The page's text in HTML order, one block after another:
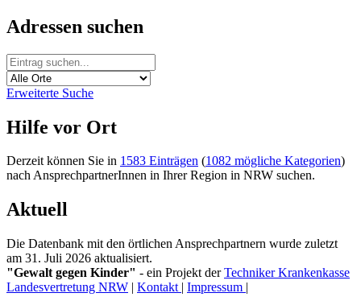
Adressen suchen
Erweiterte Suche
Hilfe vor Ort
Derzeit können Sie in 1583 Einträgen (1082 mögliche Kategorien)
nach AnsprechpartnerInnen in Ihrer Region in NRW suchen.
Aktuell
Die Datenbank mit den örtlichen Ansprechpartnern wurde zuletzt
am 31. Juli 2026 aktualisiert.
"Gewalt gegen Kinder" - ein Projekt derTechniker Krankenkasse
Landesvertretung NRW | Kontakt | Impressum |